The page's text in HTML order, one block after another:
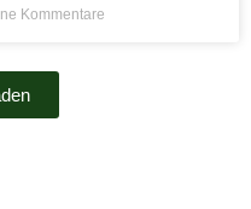
Kommentare